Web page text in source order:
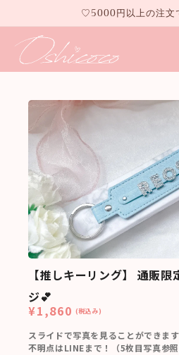
進む
♡5000円以上の注文
【推しキーリング】 通販限
ジ💕
¥1,860 (税込み)
スライドで写真を見ることができま
不明点はLINEまで！（5枚目写真参照